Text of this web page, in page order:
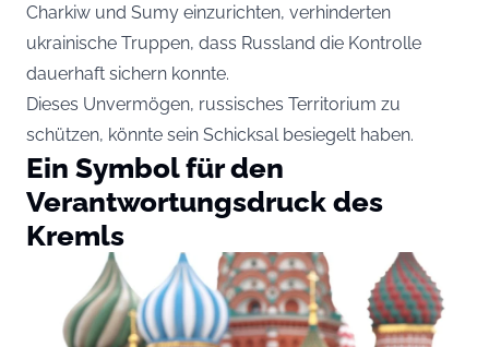
Charkiw und Sumy einzurichten, verhinderten
ukrainische Truppen, dass Russland die Kontrolle
dauerhaft sichern konnte.
Dieses Unvermögen, russisches Territorium zu
schützen, könnte sein Schicksal besiegelt haben.
Ein Symbol für den
Verantwortungsdruck des
Kremls